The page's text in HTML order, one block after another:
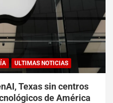
ULTIMAS NOTICIAS
Texas sin centros
de América